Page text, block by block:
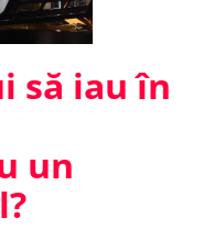
să iau în
un